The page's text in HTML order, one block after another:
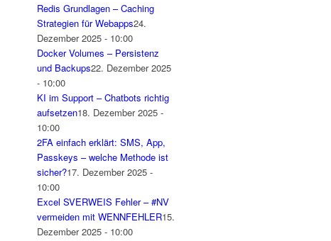
Redis Grundlagen – Caching
Strategien für Webapps24.
Dezember 2025 - 10:00
Docker Volumes – Persistenz
und Backups22. Dezember 2025
- 10:00
KI im Support – Chatbots richtig
aufsetzen18. Dezember 2025 -
10:00
2FA einfach erklärt: SMS, App,
Passkeys – welche Methode ist
sicher?17. Dezember 2025 -
10:00
Excel SVERWEIS Fehler – #NV
vermeiden mit WENNFEHLER15.
Dezember 2025 - 10:00